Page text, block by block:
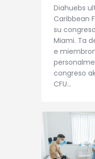
Diahuebs
Caribbean
su
Miami. Ta
e
congreso
CFU…